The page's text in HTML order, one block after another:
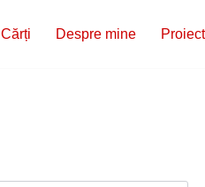
Cărți Despre mine